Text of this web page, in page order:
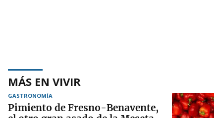
MÁS EN VIVIR
GASTRONOMÍA
Pimiento de Fresno-Benavente,